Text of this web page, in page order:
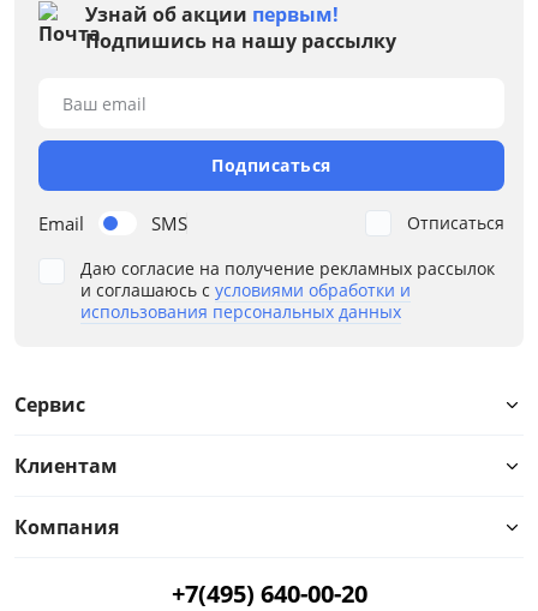
Узнай об акции первым!
Подпишись на нашу рассылку
Email SMS
Ваш email
Подписаться
Даю согласие на получение рекламных рассылок
и соглашаюсь с условиями обработки и
использования персональных данных
Отписаться
Сервис
Клиентам
Компания
+7(495) 640-00-20